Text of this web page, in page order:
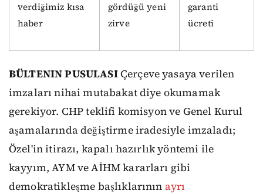
verdiğimiz kısa
haber
gördüğü yeni
zirve
garanti
ücreti
BÜLTENIN PUSULASIÇerçeve yasaya verilen
imzaları nihai mutabakat diye okumamak
gerekiyor. CHP teklifi komisyon ve Genel Kurul
aşamalarında değiştirme iradesiyle imzaladı;
Özel'in itirazı, kapalı hazırlık yöntemi ile
kayyım, AYM ve AİHM kararları gibi
demokratikleşme başlıklarının ayrı